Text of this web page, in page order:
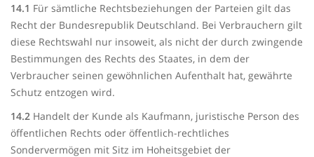
14.1 Für sämtliche Rechtsbeziehungen der Parteien gilt das
Recht der Bundesrepublik Deutschland. Bei Verbrauchern gilt
diese Rechtswahl nur insoweit, als nicht der durch zwingende
Bestimmungen des Rechts des Staates, in dem der
Verbraucher seinen gewöhnlichen Aufenthalt hat, gewährte
Schutz entzogen wird.
14.2 Handelt der Kunde als Kaufmann, juristische Person des
öffentlichen Rechts oder öffentlich-rechtliches
Sondervermögen mit Sitz im Hoheitsgebiet der